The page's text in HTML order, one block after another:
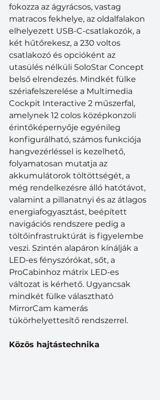
fokozza az ágyrácsos, vastag
matracos fekhelye, az oldalfalakon
elhelyezett USB-C-csatlakozók, a
két hűtőrekesz, a 230 voltos
csatlakozó és opcióként az
utasülés nélküli SoloStar Concept
belső elrendezés. Mindkét fülke
szériafelszerelése a Multimedia
Cockpit Interactive 2 műszerfal,
amelynek 12 colos középkonzoli
érintőképernyője egyénileg
konfigurálható, számos funkciója
hangvezérléssel is kezelhető,
folyamatosan mutatja az
akkumulátorok töltöttségét, a
még rendelkezésre álló hatótávot,
valamint a pillanatnyi és az átlagos
energiafogyasztást, beépített
navigációs rendszere pedig a
töltőinfrastruktúrát is figyelembe
veszi. Szintén alapáron kínálják a
LED-es fényszórókat, sőt, a
ProCabinhoz mátrix LED-es
változat is kérhető. Ugyancsak
mindkét fülke választható
MirrorCam kamerás
tükörhelyettesítő rendszerrel.
Közös hajtástechnika